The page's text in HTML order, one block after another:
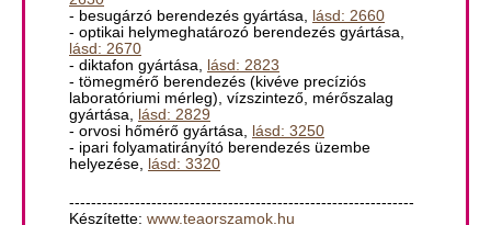
- besugárzó berendezés gyártása, lásd: 2660
- optikai helymeghatározó berendezés gyártása,
lásd: 2670
- diktafon gyártása, lásd: 2823
- tömegmérő berendezés (kivéve precíziós
laboratóriumi mérleg), vízszintező, mérőszalag
gyártása, lásd: 2829
- orvosi hőmérő gyártása, lásd: 3250
- ipari folyamatirányító berendezés üzembe
helyezése, lásd: 3320
---------------------------------------------------------------
Készítette: www.teaorszamok.hu